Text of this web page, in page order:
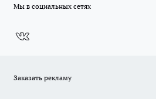
Мы в социальных сетях
Заказать рекламу